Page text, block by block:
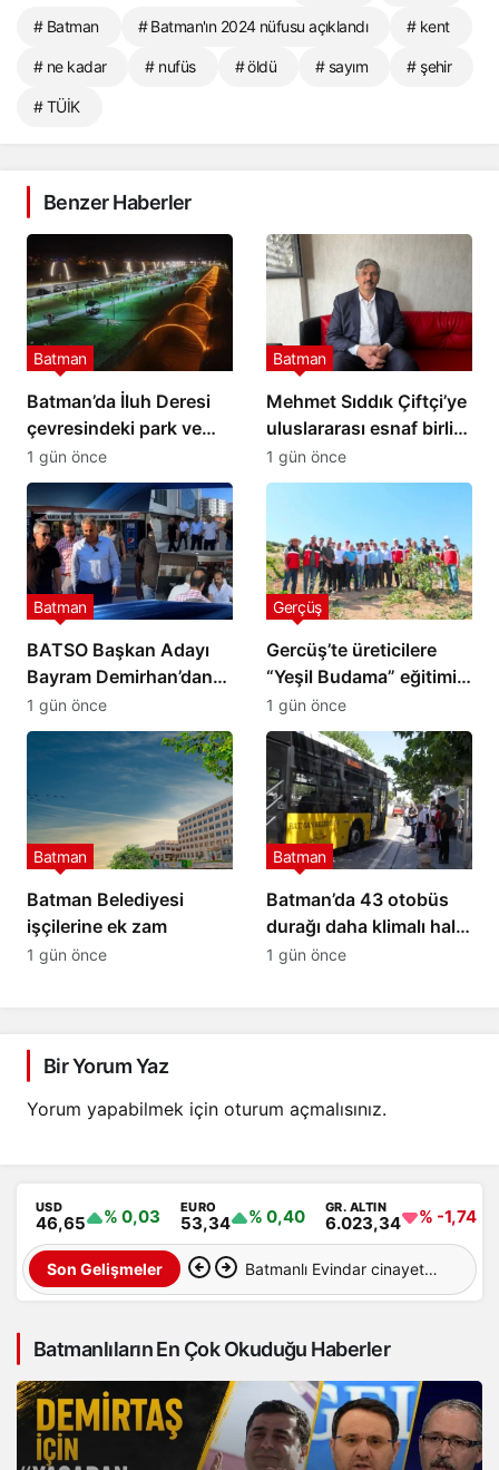
# Batman # Batman'ın 2024 nüfusu açıklandı # kent
# ne kadar # nufüs # öldü # sayım # şehir
# TÜİK
Benzer Haberler
Batman’da İluh Deresi
çevresindeki park ve
yollar hizmete açıldı
Batman
1 gün önce
Mehmet Sıddık Çiftçi’ye
uluslararası esnaf birliği
görevi
Batman
1 gün önce
BATSO Başkan Adayı
Bayram Demirhan’dan
yoğun saha mesaisi
Batman
1 gün önce
Gercüş’te üreticilere
“Yeşil Budama” eğitimi
verildi
Gerçüş
1 gün önce
Batman Belediyesi
işçilerine ek zam
Batman
1 gün önce
Batman’da 43 otobüs
durağı daha klimalı hale
getirilecek
Batman
1 gün önce
Bir Yorum Yaz
Yorum yapabilmek için oturum açmalısınız.
USD
46,65 % 0,03 EURO
53,34 % 0,40 GR. ALTIN
6.023,34 % -1,74
Son Gelişmeler Batman’da hastane
tepki çekti
Batmanlıların En Çok Okuduğu Haberler